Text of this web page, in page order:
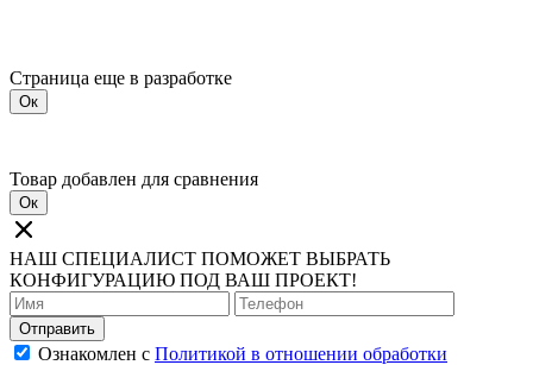
Страница еще в разработке
Ок
Товар добавлен для сравнения
Ок
НАШ СПЕЦИАЛИСТ ПОМОЖЕТ ВЫБРАТЬ
КОНФИГУРАЦИЮ ПОД ВАШ ПРОЕКТ!
Отправить
Ознакомлен с Политикой в отношении обработки